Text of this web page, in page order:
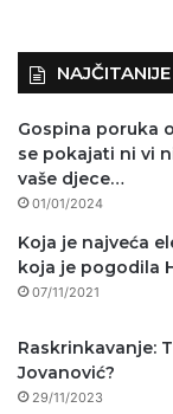
NAJČITANIJE
Gospina poruka
se pokajati ni vi
vaše djece…
01/01/2024
Koja je najveća
koja je pogodila
07/11/2021
Raskrinkavanje:
Jovanović?
29/11/2023